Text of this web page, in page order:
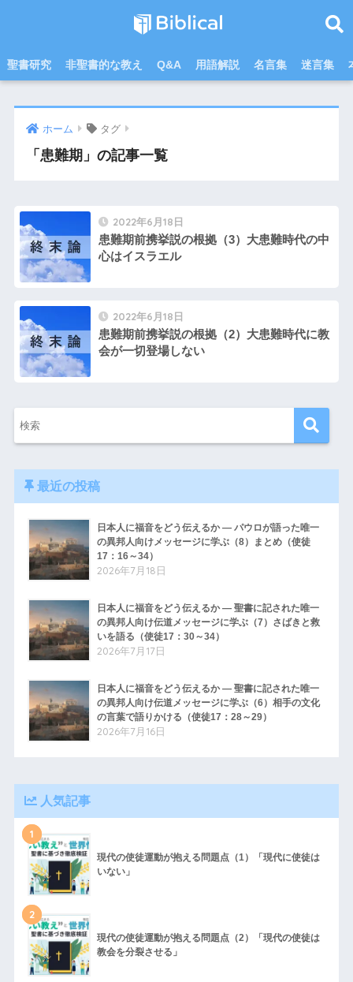
聖書研究 非聖書的な教え Q&A 用語解説 名言集 迷言集
ホーム タグ
「患難期」の記事一覧
2022年6月18日
患難期前携挙説の根拠（3）大患難時代の中
心はイスラエル
2022年6月18日
患難期前携挙説の根拠（2）大患難時代に教
会が一切登場しない
最近の投稿
日本人に福音をどう伝えるか ― パウロが語った唯一
の異邦人向けメッセージに学ぶ（8）まとめ（使徒
17：16～34）
2026年7月18日
日本人に福音をどう伝えるか ― 聖書に記された唯一
の異邦人向け伝道メッセージに学ぶ（7）さばきと救
いを語る（使徒17：30～34）
2026年7月17日
日本人に福音をどう伝えるか ― 聖書に記された唯一
の異邦人向け伝道メッセージに学ぶ（6）相手の文化
の言葉で語りかける（使徒17：28～29）
2026年7月16日
人気記事
1
現代の使徒運動が抱える問題点（1）「現代に使徒は
いない」
2
現代の使徒運動が抱える問題点（2）「現代の使徒は
教会を分裂させる」